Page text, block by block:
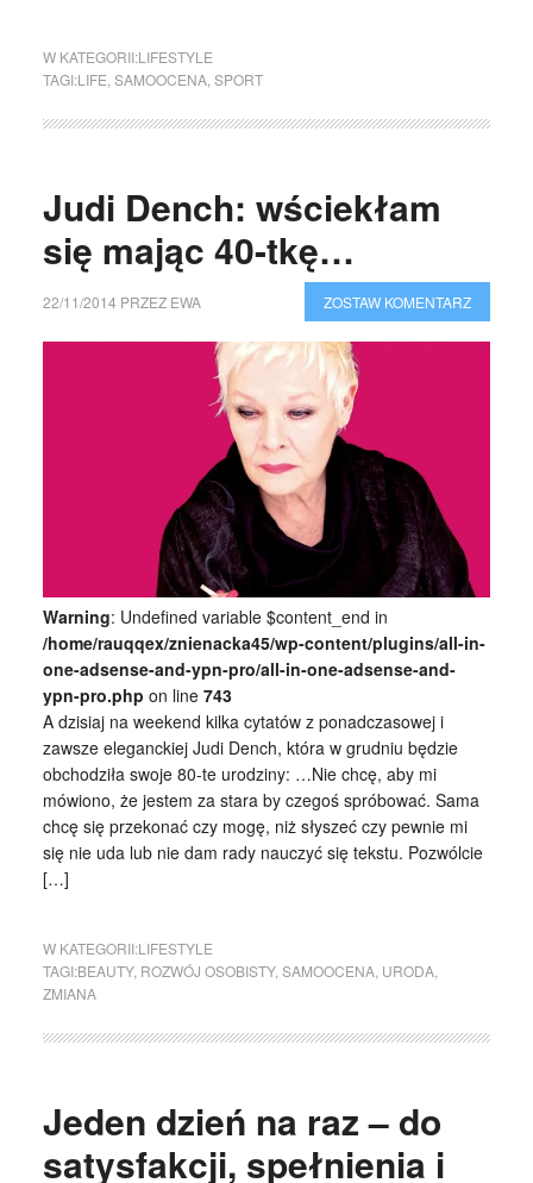
W KATEGORII:LIFESTYLE
TAGI:LIFE SAMOOCENA, SPORT
Judi Dench: wściekłam
się mając 40-tkę…
22/11/2014 PRZEZ EWA ZOSTAW KOMENTARZ
Warning: Undefined variable $content_end in
/home/rauqqex/znienacka45/wp-content/plugins/all-in-
one-adsense-and-ypn-pro/all-in-one-adsense-and-
ypn-pro.php on line 743
A dzisiaj na weekend kilka cytatów z ponadczasowej i
zawsze eleganckiej Judi Dench, która w grudniu będzie
obchodziła swoje 80-te urodziny: …Nie chcę, aby mi
mówiono, że jestem za stara by czegoś spróbować. Sama
chcę się przekonać czy mogę, niż słyszeć czy pewnie mi
się nie uda lub nie dam rady nauczyć się tekstu. Pozwólcie
[…]
W KATEGORII:LIFESTYLE
TAGI:BEAUTY, ROZWÓJ OSOBISTY, SAMOOCENA, URODA,
ZMIANA
Jeden dzień na raz – do
satysfakcji, spełnienia i